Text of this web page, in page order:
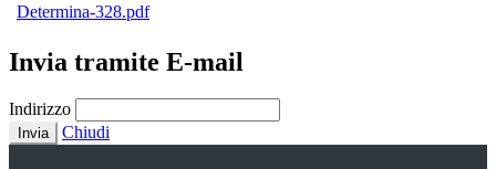
Determina-328.pdf
Invia tramite E-mail
Indirizzo
Invia Chiudi